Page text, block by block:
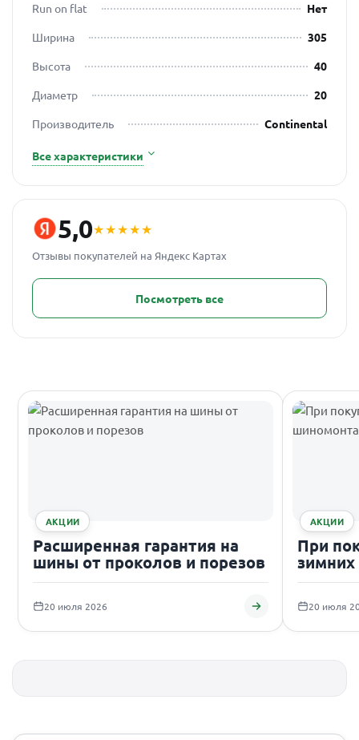
Run on flat
Нет
Ширина
305
Высота
40
Диаметр
20
Производитель
Continental
Все характеристики
5,0★★★★★
Отзывы покупателей на Яндекс Картах
Посмотреть все
АКЦИИ
Расширенная гарантия на
шины от проколов и порезов
20 июля 2026
АКЦИИ
При
20 июля